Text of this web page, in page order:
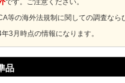
です。ご注意ください。
等の海外法規制に関しての調査なら
3月時点の情報になります。
品